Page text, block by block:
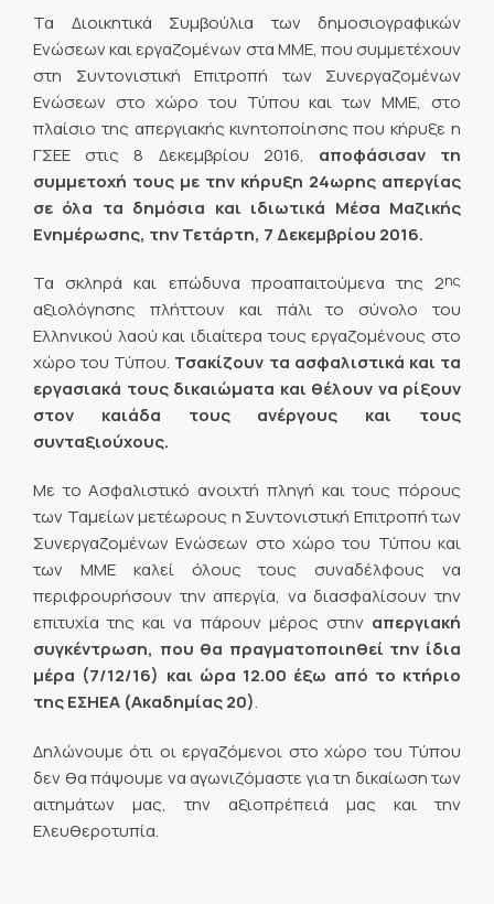
Τα Διοικητικά Συμβούλια των δημοσιογραφικών
Ενώσεων και εργαζομένων στα ΜΜΕ, που συμμετέχουν
στη Συντονιστική Επιτροπή των Συνεργαζομένων
Ενώσεων στο χώρο του Τύπου και των ΜΜΕ, στο
πλαίσιο της απεργιακής κινητοποίησης που κήρυξε η
ΓΣΕΕ στις 8 Δεκεμβρίου 2016, αποφάσισαν τη
συμμετοχή τους με την κήρυξη 24ωρης απεργίας
σε όλα τα δημόσια και ιδιωτικά Μέσα Μαζικής
Ενημέρωσης, την Τετάρτη, 7 Δεκεμβρίου 2016.
Τα σκληρά και επώδυνα προαπαιτούμενα της 2ης
αξιολόγησης πλήττουν και πάλι το σύνολο του
Ελληνικού λαού και ιδιαίτερα τους εργαζομένους στο
χώρο του Τύπου. Τσακίζουν τα ασφαλιστικά και τα
εργασιακά τους δικαιώματα και θέλουν να ρίξουν
στον καιάδα τους ανέργους και τους
συνταξιούχους.
Με το Ασφαλιστικό ανοιχτή πληγή και τους πόρους
των Ταμείων μετέωρους η Συντονιστική Επιτροπή των
Συνεργαζομένων Ενώσεων στο χώρο του Τύπου και
των ΜΜΕ καλεί όλους τους συναδέλφους να
περιφρουρήσουν την απεργία, να διασφαλίσουν την
επιτυχία της και να πάρουν μέρος στην απεργιακή
συγκέντρωση, που θα πραγματοποιηθεί την ίδια
μέρα (7/12/16) και ώρα 12.00 έξω από το κτήριο
της ΕΣΗΕΑ (Ακαδημίας 20).
Δηλώνουμε ότι οι εργαζόμενοι στο χώρο του Τύπου
δεν θα πάψουμε να αγωνιζόμαστε για τη δικαίωση των
αιτημάτων μας, την αξιοπρέπειά μας και την
Ελευθεροτυπία.